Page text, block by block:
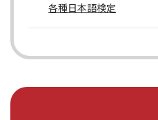
各種日本語検定